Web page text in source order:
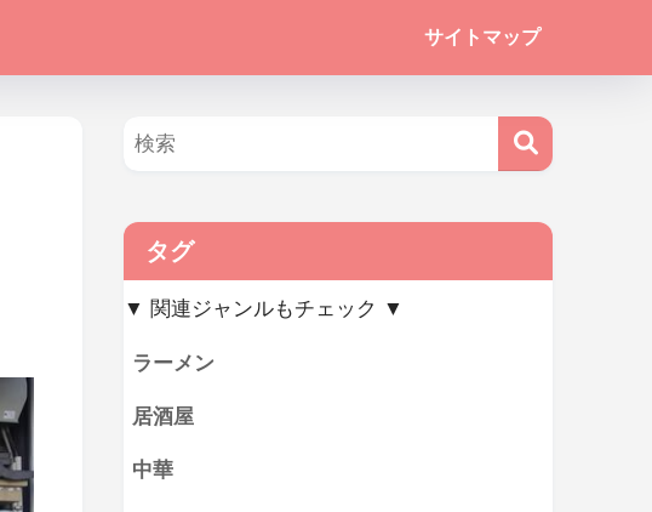
サイトマップ
タグ
▼ 関連ジャンルもチェック ▼
ラーメン
居酒屋
中華